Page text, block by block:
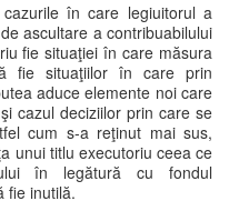
în care legiuitorul a
ascultare a contribuabilului
fie situaţiei în care măsura
fie situaţiilor în care prin
aduce elemente noi care
cazul deciziilor prin care se
cum s-a reţinut mai sus,
unui titlu executoriu ceea ce
în legătură cu fondul
fie inutilă.